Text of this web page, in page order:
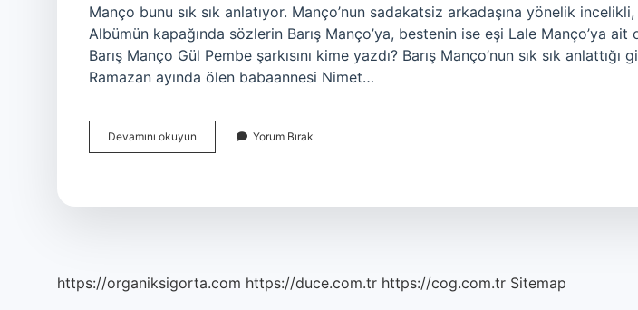
Manço bunu sık sık anlatıyor. Manço’nun sadakatsiz arkadaşına yönelik
Albümün kapağında sözlerin Barış Manço’ya, bestenin ise eşi Lale Manço’ya
Barış Manço Gül Pembe şarkısını kime yazdı? Barış Manço’nun sık sık anlattığı
Ramazan ayında ölen babaannesi Nimet…
Devamını okuyun
Manço
Yorum Bırak
https://organiksigorta.com https://duce.com.tr https://cog.com.tr Sitemap